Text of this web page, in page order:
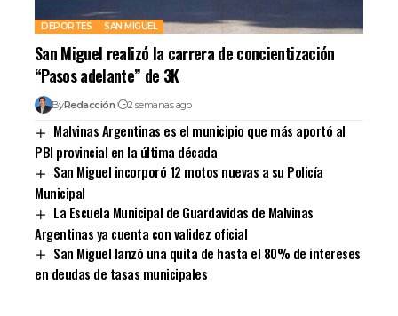
DEPORTES SAN MIGUEL
San Miguel realizó la carrera de concientización
“Pasos adelante” de 3K
ByRedacción 2 semanas ago
Malvinas Argentinas es el municipio que más aportó al
PBI provincial en la última década
San Miguel incorporó 12 motos nuevas a su Policía
Municipal
La Escuela Municipal de Guardavidas de Malvinas
Argentinas ya cuenta con validez oficial
San Miguel lanzó una quita de hasta el 80% de intereses
en deudas de tasas municipales